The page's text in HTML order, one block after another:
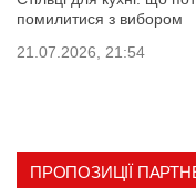
помилитися з вибором
21.07.2026, 21:54
ПРОПОЗИЦІЇ